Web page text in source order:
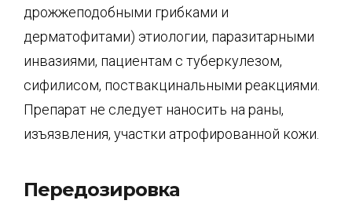
дрожжеподобными грибками и
дерматофитами) этиологии, паразитарными
инвазиями, пациентам с туберкулезом,
сифилисом, поствакцинальными реакциями.
Препарат не следует наносить на раны,
изъязвления, участки атрофированной кожи.
Передозировка